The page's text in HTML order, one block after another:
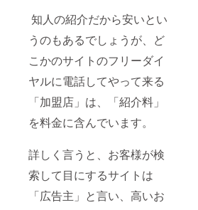
知人の紹介だから安いとい
うのもあるでしょうが、ど
こかのサイトのフリーダイ
ヤルに電話してやって来る
「加盟店」は、「紹介料」
を料金に含んでいます。
詳しく言うと、お客様が検
索して目にするサイトは
「広告主」と言い、高いお